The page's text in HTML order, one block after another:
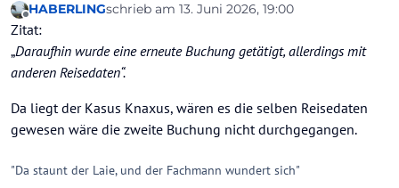
Offline
HABERLINGschrieb am 13. Juni 2026, 19:00
zuletzt editiert von HABERLING
Zitat:
„Daraufhin wurde eine erneute Buchung getätigt, allerdings mit
anderen Reisedaten“.
Da liegt der Kasus Knaxus, wären es die selben Reisedaten
gewesen wäre die zweite Buchung nicht durchgegangen.
"Da staunt der Laie, und der Fachmann wundert sich"